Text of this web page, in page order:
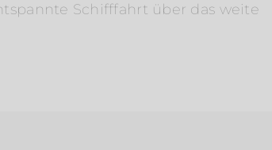
Schifffahrt über das weite